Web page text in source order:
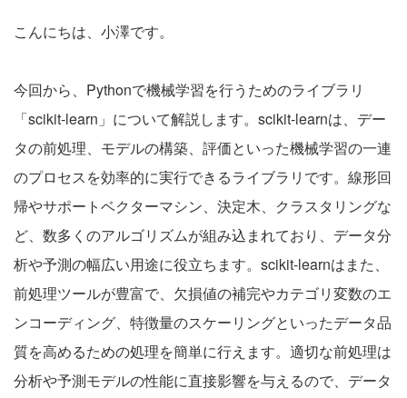
こんにちは、小澤です。
今回から、Pythonで機械学習を行うためのライブラリ
「scikit-learn」について解説します。scikit-learnは、デー
タの前処理、モデルの構築、評価といった機械学習の一連
のプロセスを効率的に実行できるライブラリです。線形回
帰やサポートベクターマシン、決定木、クラスタリングな
ど、数多くのアルゴリズムが組み込まれており、データ分
析や予測の幅広い用途に役立ちます。scikit-learnはまた、
前処理ツールが豊富で、欠損値の補完やカテゴリ変数のエ
ンコーディング、特徴量のスケーリングといったデータ品
質を高めるための処理を簡単に行えます。適切な前処理は
分析や予測モデルの性能に直接影響を与えるので、データ